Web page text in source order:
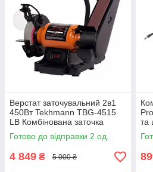
Верстат заточувальний 2в1
450Вт Tekhmann TBG-4515
LВ Комбінована заточка
Техман Абразивний круг
150мм Стрічка 50мм
Готово до відправки 2 од.
4 849 ₴ 5 000 ₴
та